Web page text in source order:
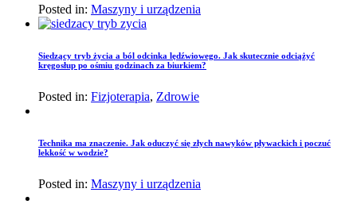
Posted in: Maszyny i urządzenia
Siedzący tryb życia a ból odcinka lędźwiowego. Jak skutecznie odciążyć
kręgosłup po ośmiu godzinach za biurkiem?
Posted in: Fizjoterapia, Zdrowie
Technika ma znaczenie. Jak oduczyć się złych nawyków pływackich i poczuć
lekkość w wodzie?
Posted in: Maszyny i urządzenia